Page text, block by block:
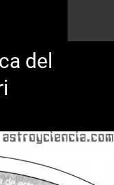
del